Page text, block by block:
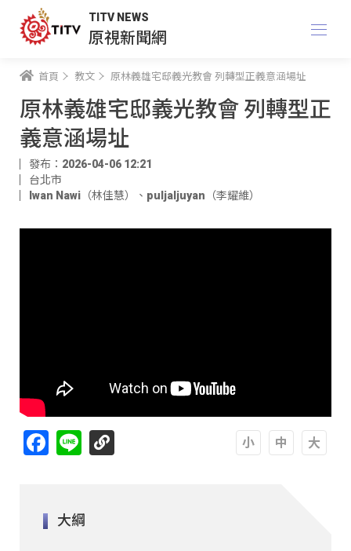
TITV NEWS
原視新聞網
首頁 教文 原林義雄宅邸義光教會 列轉型正義意涵場址
原林義雄宅邸義光教會 列轉型正
義意涵場址
發布：2026-04-06 12:21
台北市
Iwan Nawi（林佳慧）
、 puljaljuyan（李耀維）
Facebook
Line
大綱